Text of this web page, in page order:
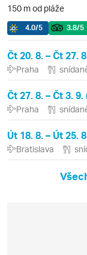
150 m od pláže
4.0/5 3.8/5
Čt 20. 8. – Čt 27.
Praha
Čt 27. 8. – Čt 3. 9.
Praha
Út 18. 8. – Út 25.
Bratislava